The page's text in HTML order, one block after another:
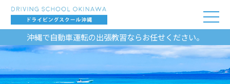
沖縄で自動車運転の出張教習ならお任せください。